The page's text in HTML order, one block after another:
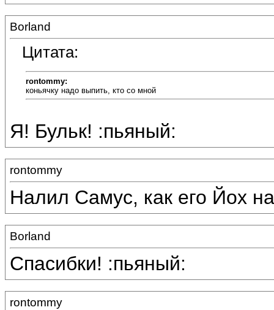
Borland
Цитата:
rontommy:
коньячку надо выпить, кто со мной
Я! Бульк! :пьяный:
rontommy
Налил Самус, как его Йох
Borland
Спасибки! :пьяный:
rontommy